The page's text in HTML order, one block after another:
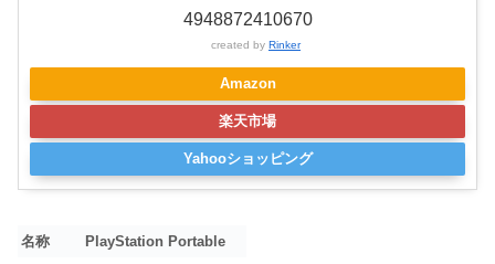
4948872410670
created by Rinker
Amazon
楽天市場
Yahooショッピング
名称
PlayStation Portable